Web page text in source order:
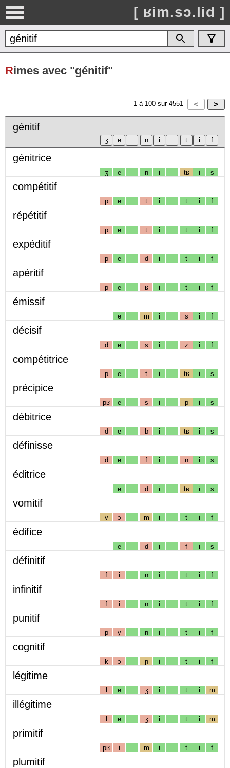
[ ʁim.sɔ.lid ]
Rimes avec "génitif"
1 à 100 sur 4551
génitif
génitrice
ʒ e n i tʁ i s
compétitif
p e t i t i f
répétitif
p e t i t i f
expéditif
p e d i t i f
apéritif
p e ʁ i t i f
émissif
e m i s i f
décisif
d e s i z i f
compétitrice
p e t i tʁ i s
précipice
pʁ e s i p i s
débitrice
d e b i tʁ i s
définisse
d e f i n i s
éditrice
e d i tʁ i s
vomitif
v ɔ m i t i f
édifice
e d i f i s
définitif
f i n i t i f
infinitif
f i n i t i f
punitif
p y n i t i f
cognitif
k ɔ ɲ i t i f
légitime
l e ʒ i t i m
illégitime
l e ʒ i t i m
primitif
pʁ i m i t i f
plumitif